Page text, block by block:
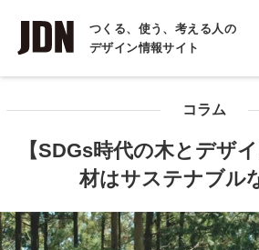
つくる、使う、考える人の
デザイン情報サイト
INTERVIEW
インタビュー
COLUMN
コラム
【SDGs時代の木とデザ
材はサステナブル